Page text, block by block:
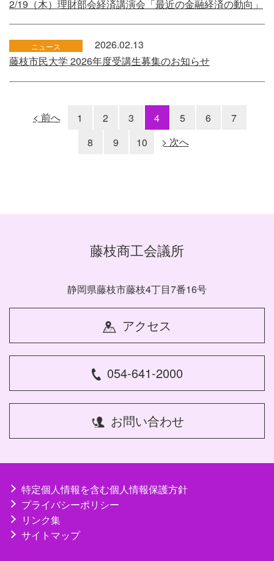
2/19（木）理財部会経済講演会「最近の金融経済の動向」
ニュース
2026.02.13
藤枝市民大学 2026年度受講生募集のお知らせ
< 前へ 1 2 3 4 5 6
7
8
9 10 > 次へ
藤枝商工会議所
静岡県藤枝市藤枝4丁目7番16号
アクセス
054-641-2000
お問い合わせ
特定個人情報を含む個人情報保護方針
プライバシーポリシー
リンク集
サイトマップ